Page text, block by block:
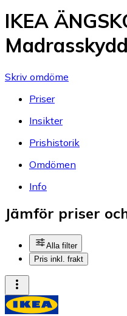
IKEA
Skriv omdöme
Priser
Insikter
Prishistorik
Omdömen
Info
Jämför priser
Alla filter
Pris inkl. frakt